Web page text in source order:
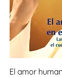
El amor